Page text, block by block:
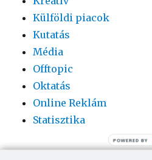
Külföldi piacok
Kutatás
Média
Offtopic
Oktatás
Online Reklám
Statisztika